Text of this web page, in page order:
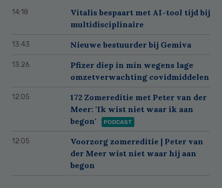
14:18
Vitalis bespaart met AI-tool tijd bij
multidisciplinaire
13:43 Nieuwe bestuurder bij Gemiva
13:26
Pfizer diep in min wegens lage
omzetverwachting covidmiddelen
12:05
172 Zomereditie met Peter van der
Meer: 'Ik wist niet waar ik aan
begon'
PODCAST
12:05
Voorzorg zomereditie | Peter van
der Meer wist niet waar hij aan
begon